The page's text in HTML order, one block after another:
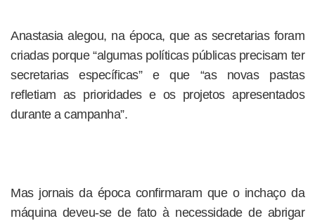
Anastasia alegou, na época, que as secretarias foram
criadas porque “algumas políticas públicas precisam ter
secretarias específicas” e que “as novas pastas
refletiam as prioridades e os projetos apresentados
durante a campanha”.
Mas jornais da época confirmaram que o inchaço da
máquina deveu-se de fato à necessidade de abrigar